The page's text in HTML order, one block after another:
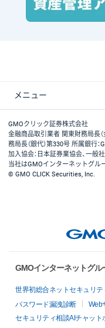
メニュー
取引規程・約款
最良執行方針
ディスクレイマー
リスク説明
GMOクリック証券ホ
GMOクリック証券株式会社
金融商品取引業者 関東財務局長
務局長（銀代）第330号 所属銀行
加入協会：日本証券業協会、一般
当社はGMOインターネットグル
© GMO CLICK Securities, Inc.
GMOインターネットグ
世界初総合ネットセキュリテ
パスワード漏洩診断
Web
セキュリティ相談AIチャット